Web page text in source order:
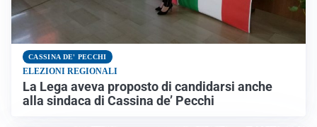
CASSINA DE' PECCHI
ELEZIONI REGIONALI
La Lega aveva proposto di candidarsi anche
alla sindaca di Cassina de’ Pecchi